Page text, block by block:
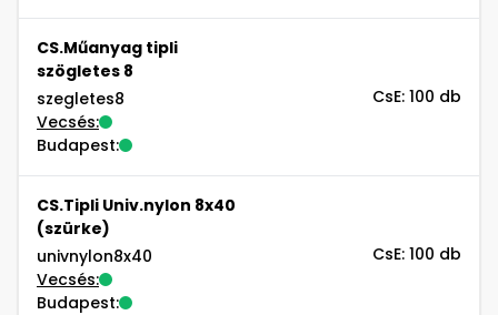
CS.Műanyag tipli
szögletes 8
szegletes8
Vecsés:
Budapest:
CsE: 100 db
CS.Tipli Univ.nylon 8x40
(szürke)
univnylon8x40
Vecsés:
Budapest:
CsE: 100 db